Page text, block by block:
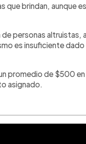
que brindan, aunque
personas altruistas,
es insuficiente
promedio de $500
asignado.